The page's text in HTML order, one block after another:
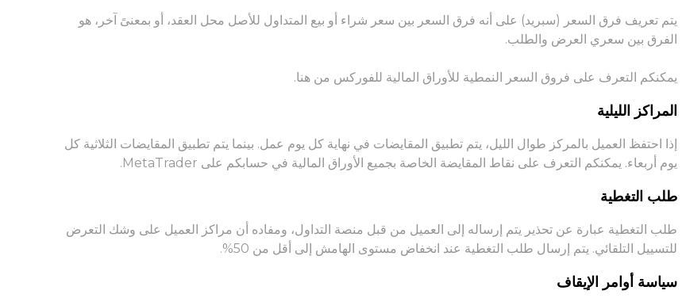
يتم تعريف فرق السعر (سبريد) على أنه فرق السعر بين سعر شراء أو بيع المتداول للأصل محل العقد، أو بمعنىً آخر، هو
الفرق بين سعري العرض والطلب.
يمكنكم التعرف على فروق السعر النمطية للأوراق المالية للفوركس من هنا.
المراكز الليلية
إذا احتفظ العميل بالمركز طوال الليل، يتم تطبيق المقايضات في نهاية كل يوم عمل. بينما يتم تطبيق المقايضات الثلاثية كل
يوم أربعاء. يمكنكم التعرف على نقاط المقايضة الخاصة بجميع الأوراق المالية في حسابكم على MetaTrader.
طلب التغطية
طلب التغطية عبارة عن تحذير يتم إرساله إلى العميل من قبل منصة التداول، ومفاده أن مراكز العميل على وشك التعرض
للتسييل التلقائي. يتم إرسال طلب التغطية عند انخفاض مستوى الهامش إلى أقل من 50%.
سياسة أوامر الإيقاف